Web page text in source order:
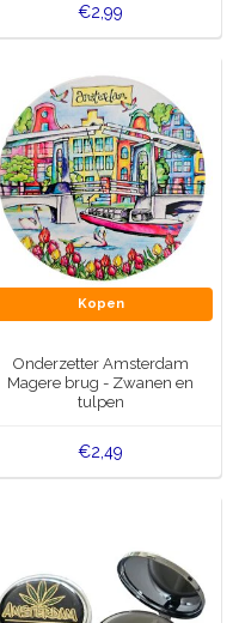
€2,99
Kopen
Onderzetter Amsterdam
Magere brug - Zwanen en
tulpen
€2,49